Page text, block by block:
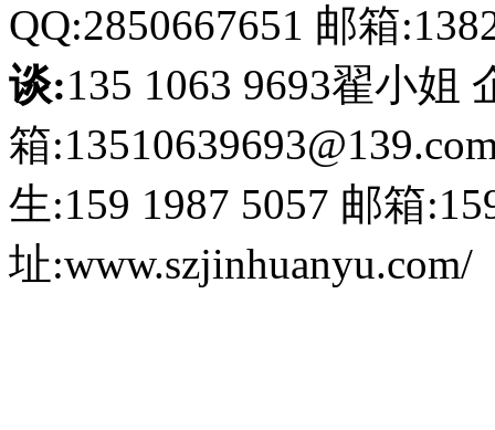
QQ:2850667651 邮箱
谈:135 1063 9693翟小姐
箱
生:159 1987 5057 邮箱
址:www.szjinhuanyu.com/